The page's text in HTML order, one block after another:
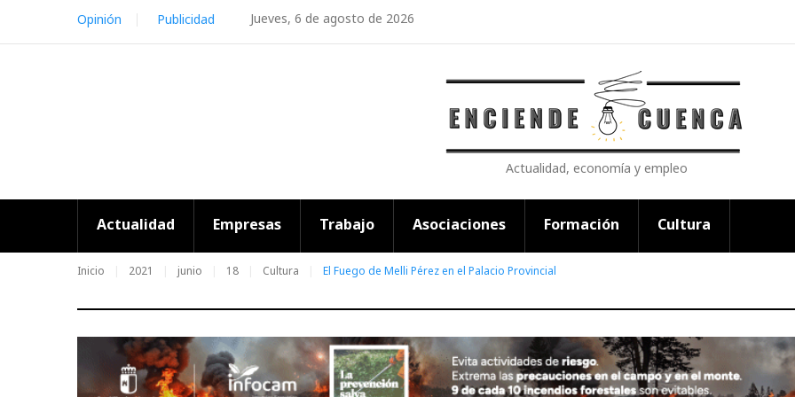
content
Jueves, 6 de agosto de 2026
Opinión Publicidad
Actualidad, economía y empleo
Actualidad Empresas Trabajo Asociaciones Formación Cultura
Inicio 2021 junio 18 Cultura El Fuego de Melli Pérez en el Palacio Provincial